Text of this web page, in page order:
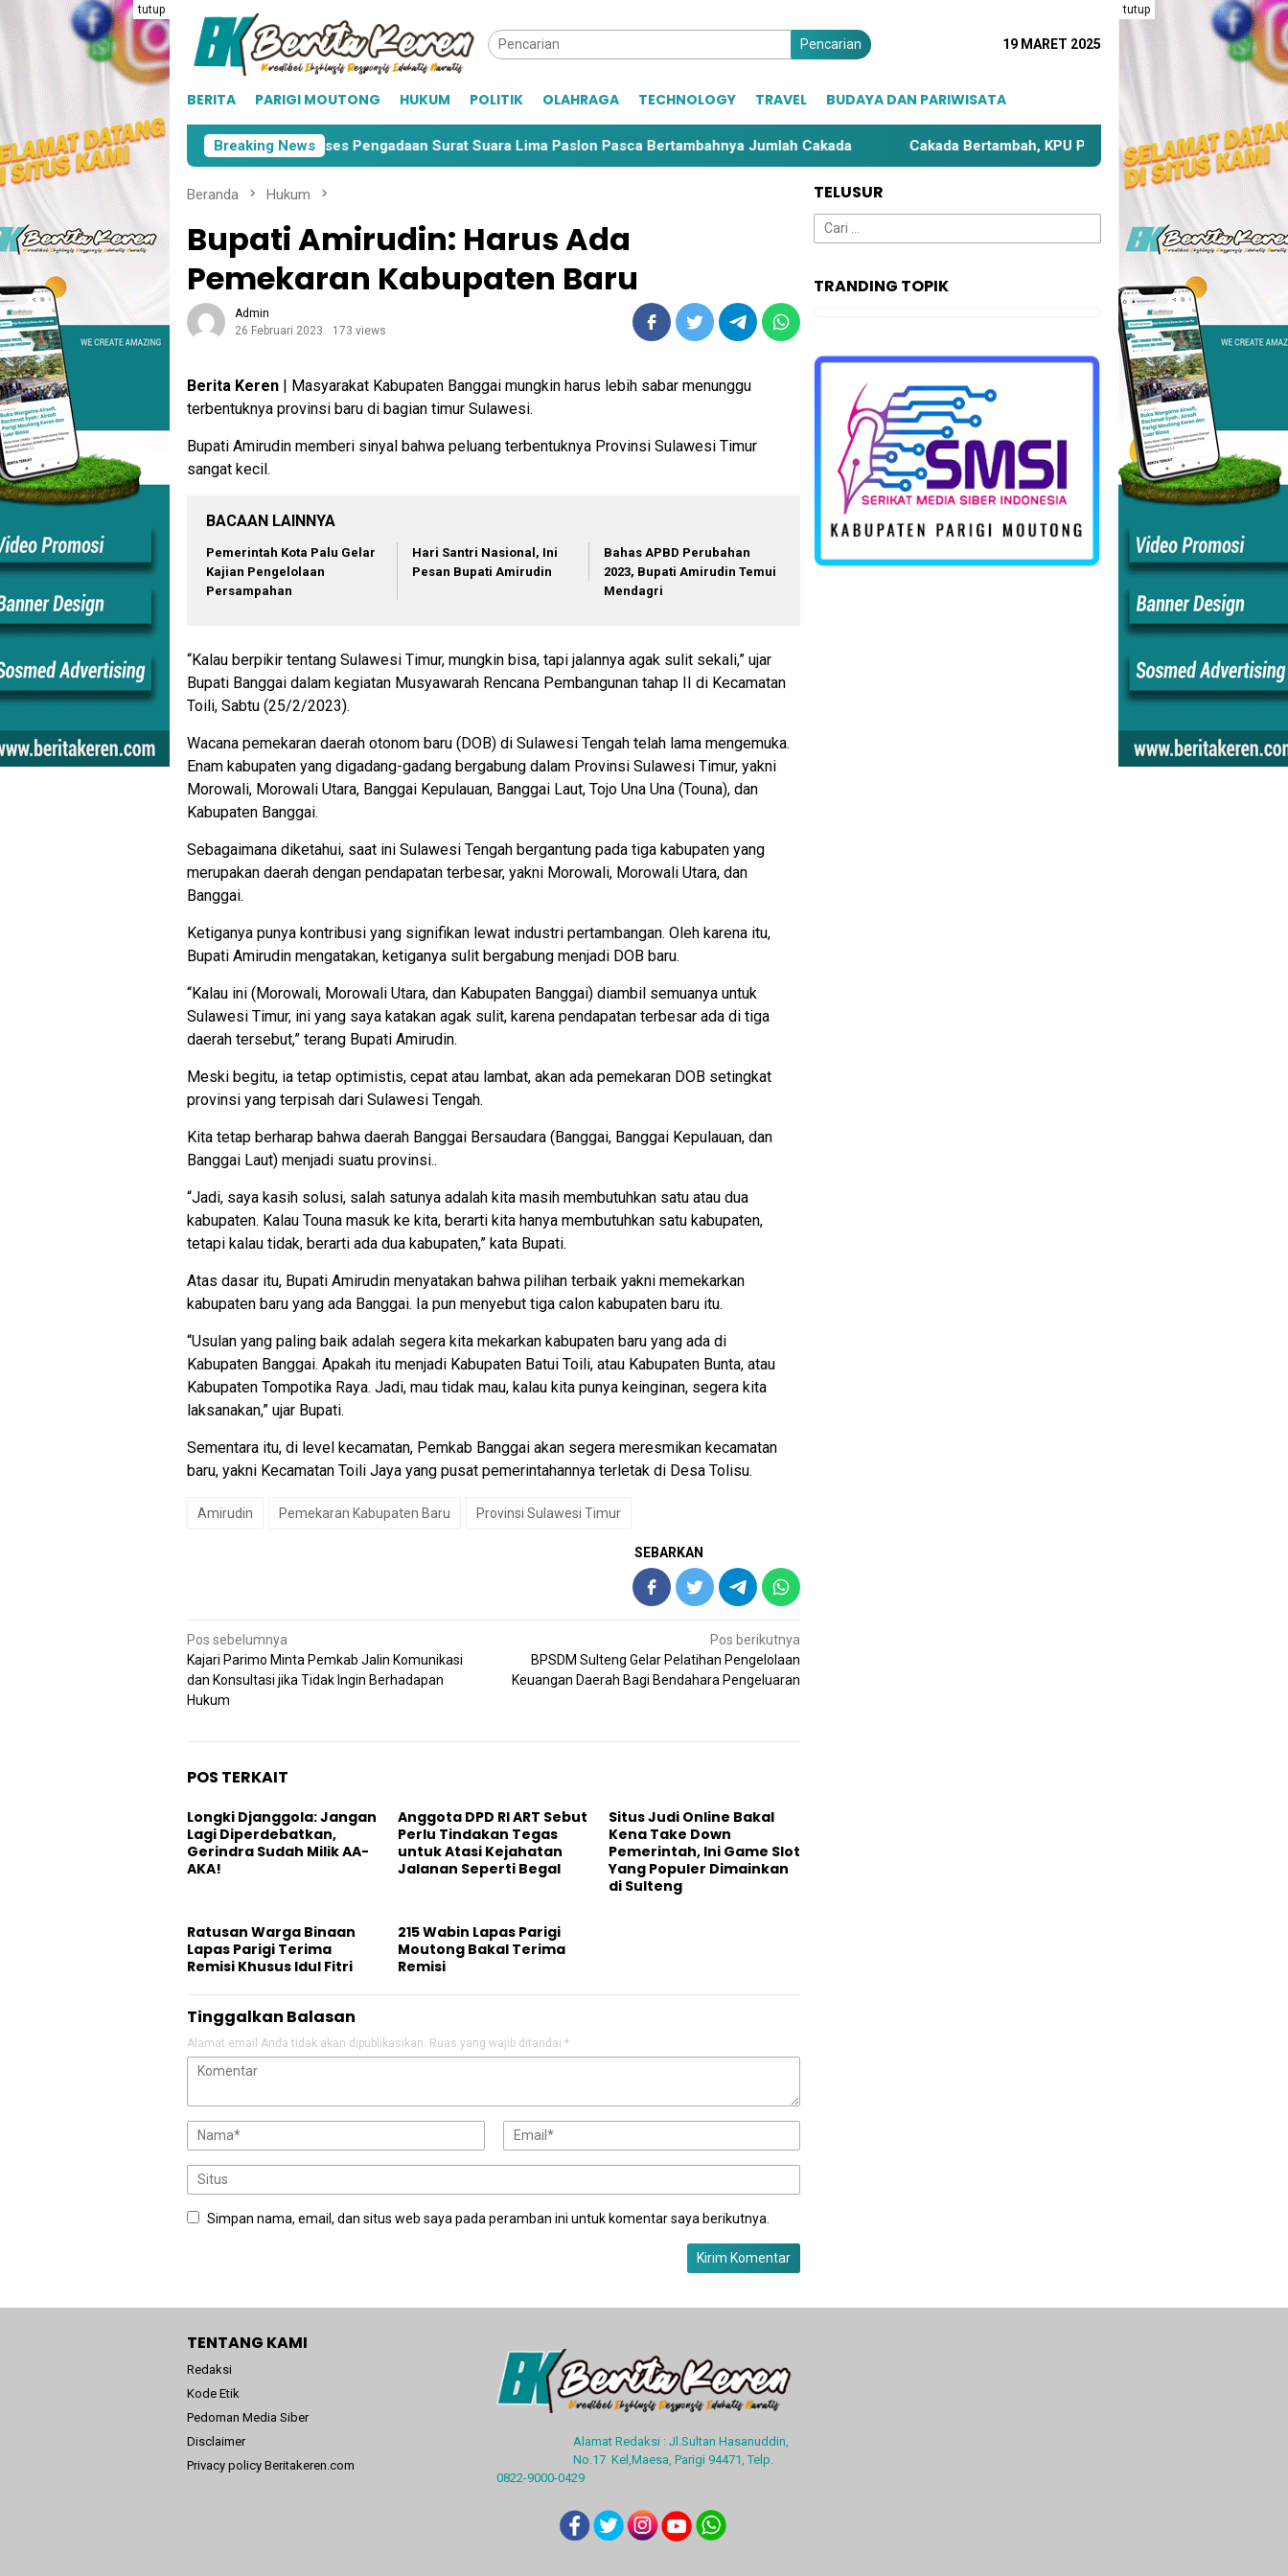
tutup tutup
Pencarian 19 MARET 2025
BERITA PARIGI MOUTONG HUKUM POLITIK OLAHRAGA TECHNOLOGY TRAVEL BUDAYA DAN PARIWISATA
Breaking News
KPU Parimo Mulai Proses Pengadaan Surat Suara Lima Paslon Pasca Bertambahnya Jumlah Cakada Cakada Bertambah, KPU Parimo Bahas Kembali Zona Kampanye
Beranda Hukum
Bupati Amirudin: Harus Ada
Pemekaran Kabupaten Baru
Admin
26 Februari 2023
173 views
Berita Keren | Masyarakat Kabupaten Banggai mungkin harus lebih sabar menunggu
terbentuknya provinsi baru di bagian timur Sulawesi.
Bupati Amirudin memberi sinyal bahwa peluang terbentuknya Provinsi Sulawesi Timur
sangat kecil.
BACAAN LAINNYA
Pemerintah Kota Palu Gelar
Kajian Pengelolaan
Persampahan
Hari Santri Nasional, Ini
Pesan Bupati Amirudin
Bahas APBD Perubahan
2023, Bupati Amirudin Temui
Mendagri
“Kalau berpikir tentang Sulawesi Timur, mungkin bisa, tapi jalannya agak sulit sekali,” ujar
Bupati Banggai dalam kegiatan Musyawarah Rencana Pembangunan tahap II di Kecamatan
Toili, Sabtu (25/2/2023).
Wacana pemekaran daerah otonom baru (DOB) di Sulawesi Tengah telah lama mengemuka.
Enam kabupaten yang digadang-gadang bergabung dalam Provinsi Sulawesi Timur, yakni
Morowali, Morowali Utara, Banggai Kepulauan, Banggai Laut, Tojo Una Una (Touna), dan
Kabupaten Banggai.
Sebagaimana diketahui, saat ini Sulawesi Tengah bergantung pada tiga kabupaten yang
merupakan daerah dengan pendapatan terbesar, yakni Morowali, Morowali Utara, dan
Banggai.
Ketiganya punya kontribusi yang signifikan lewat industri pertambangan. Oleh karena itu,
Bupati Amirudin mengatakan, ketiganya sulit bergabung menjadi DOB baru.
“Kalau ini (Morowali, Morowali Utara, dan Kabupaten Banggai) diambil semuanya untuk
Sulawesi Timur, ini yang saya katakan agak sulit, karena pendapatan terbesar ada di tiga
daerah tersebut,” terang Bupati Amirudin.
Meski begitu, ia tetap optimistis, cepat atau lambat, akan ada pemekaran DOB setingkat
provinsi yang terpisah dari Sulawesi Tengah.
Kita tetap berharap bahwa daerah Banggai Bersaudara (Banggai, Banggai Kepulauan, dan
Banggai Laut) menjadi suatu provinsi..
“Jadi, saya kasih solusi, salah satunya adalah kita masih membutuhkan satu atau dua
kabupaten. Kalau Touna masuk ke kita, berarti kita hanya membutuhkan satu kabupaten,
tetapi kalau tidak, berarti ada dua kabupaten,” kata Bupati.
Atas dasar itu, Bupati Amirudin menyatakan bahwa pilihan terbaik yakni memekarkan
kabupaten baru yang ada Banggai. Ia pun menyebut tiga calon kabupaten baru itu.
“Usulan yang paling baik adalah segera kita mekarkan kabupaten baru yang ada di
Kabupaten Banggai. Apakah itu menjadi Kabupaten Batui Toili, atau Kabupaten Bunta, atau
Kabupaten Tompotika Raya. Jadi, mau tidak mau, kalau kita punya keinginan, segera kita
laksanakan,” ujar Bupati.
Sementara itu, di level kecamatan, Pemkab Banggai akan segera meresmikan kecamatan
baru, yakni Kecamatan Toili Jaya yang pusat pemerintahannya terletak di Desa Tolisu.
Amirudin Pemekaran Kabupaten Baru Provinsi Sulawesi Timur
SEBARKAN
Navigasi
pos
Pos sebelumnya
Kajari Parimo Minta Pemkab Jalin Komunikasi
dan Konsultasi jika Tidak Ingin Berhadapan
Hukum
Pos berikutnya
BPSDM Sulteng Gelar Pelatihan Pengelolaan
Keuangan Daerah Bagi Bendahara Pengeluaran
POS TERKAIT
Longki Djanggola: Jangan
Lagi Diperdebatkan,
Gerindra Sudah Milik AA-
AKA!
Anggota DPD RI ART Sebut
Perlu Tindakan Tegas
untuk Atasi Kejahatan
Jalanan Seperti Begal
Situs Judi Online Bakal
Kena Take Down
Pemerintah, Ini Game Slot
Yang Populer Dimainkan
di Sulteng
Ratusan Warga Binaan
Lapas Parigi Terima
Remisi Khusus Idul Fitri
215 Wabin Lapas Parigi
Moutong Bakal Terima
Remisi
Tinggalkan Balasan
Alamat email Anda tidak akan dipublikasikan. Ruas yang wajib ditandai *
Simpan nama, email, dan situs web saya pada peramban ini untuk komentar saya berikutnya.
TELUSUR
Cari
untuk:
TRANDING TOPIK
TENTANG KAMI
Redaksi
Kode Etik
Pedoman Media Siber
Disclaimer
Privacy policy Beritakeren.com
Alamat Redaksi : Jl.Sultan Hasanuddin,
No.17 Kel,Maesa, Parigi 94471, Telp.
0822-9000-0429